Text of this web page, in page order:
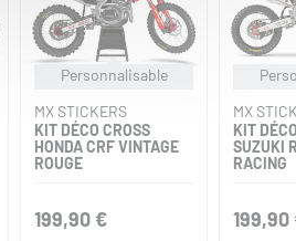
Personnalisable
MX STICKERS
KIT DÉCO CROSS
HONDA CRF VINTAGE
ROUGE
199,90 €
MX
KIT
SUZUKI
RACING
199,90